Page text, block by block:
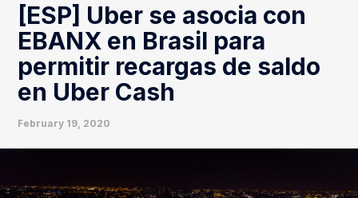
Contact Press
[ESP] Uber se asocia con
EBANX en Brasil para
permitir recargas de saldo
en Uber Cash
February 19, 2020